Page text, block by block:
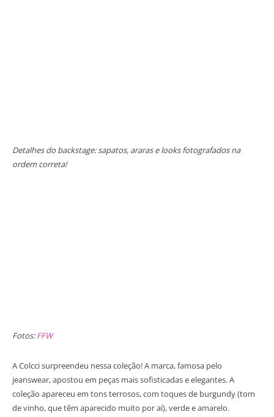
Detalhes do backstage: sapatos, araras e looks fotografados na
ordem correta!
Fotos:FFW
A Colcci surpreendeu nessa coleção! A marca, famosa pelo
jeanswear, apostou em peças mais sofisticadas e elegantes. A
coleção apareceu em tons terrosos, com toques de burgundy (tom
de vinho, que têm aparecido muito por aí), verde e amarelo.